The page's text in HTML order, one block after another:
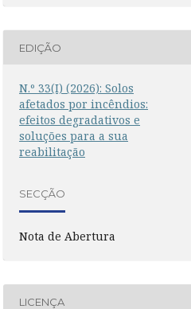
EDIÇÃO
N.º 33(I) (2026): Solos
afetados por incêndios:
efeitos degradativos e
soluções para a sua
reabilitação
SECÇÃO
Nota de Abertura
LICENÇA